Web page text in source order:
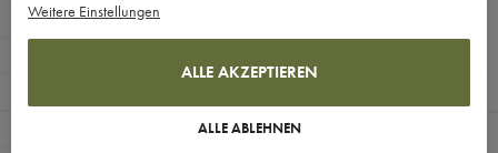
Weitere Einstellungen
ALLE AKZEPTIEREN
ALLE ABLEHNEN